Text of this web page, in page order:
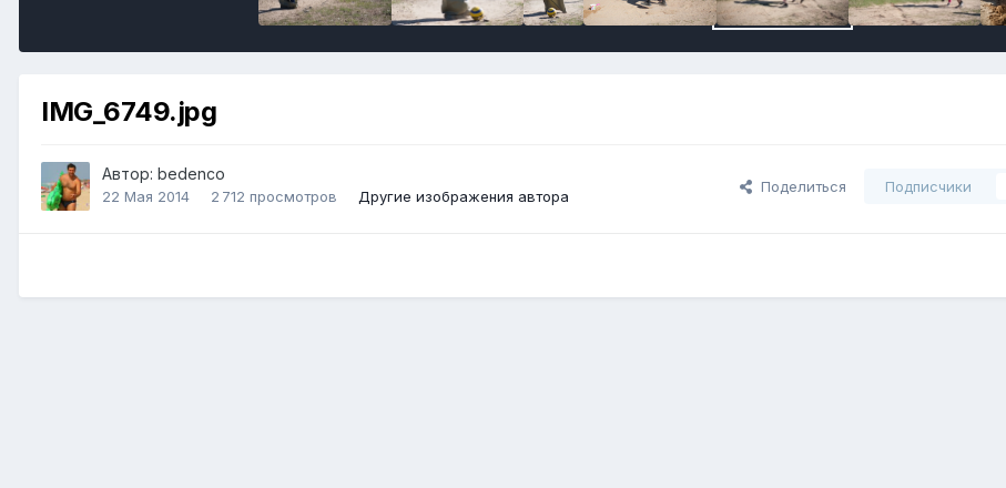
IMG_6749.jpg
Автор: bedenco
22 Мая 2014 2 712 просмотров Другие изображения автора
Поделиться Подписчики